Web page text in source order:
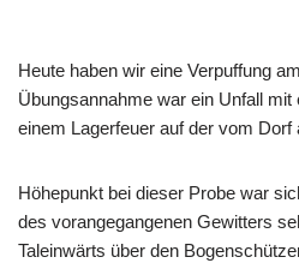
Heute haben wir eine Verpuffung
Übungsannahme war ein Unfall
einem Lagerfeuer auf der vom Dorf
Höhepunkt bei dieser Probe war
des vorangegangenen Gewitters
Taleinwärts über den